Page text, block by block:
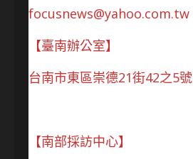
focusnews@yahoo.com.tw
【臺南辦公室】
台南市東區崇德21街42之5號
【南部採訪中心】